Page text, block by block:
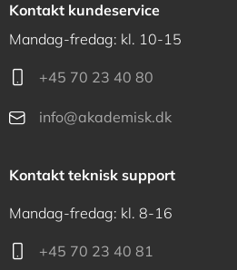
Kontakt kundeservice
Mandag-fredag: kl. 10-15
+45 70 23 40 80
info@akademisk.dk
Kontakt teknisk support
Mandag-fredag: kl. 8-16
+45 70 23 40 81